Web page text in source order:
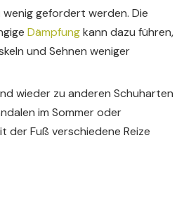
gefordert werden. Die
Dämpfungkann dazu führen,
und Sehnen weniger
wieder zu anderen Schuharten
im Sommer oder
der Fuß verschiedene Reize